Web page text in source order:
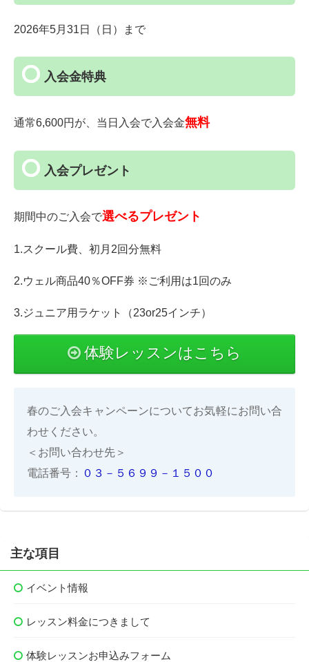
2026年5月31日（日）まで
入会金特典
通常6,600円が、当日入会で入会金無料
入会プレゼント
期間中のご入会で選べるプレゼント
1.スクール費、初月2回分無料
2.ウェル商品40％OFF券 ※ご利用は1回のみ
3.ジュニア用ラケット（23or25インチ）
体験レッスンはこちら
春のご入会キャンペーンについてお気軽にお問い合
わせください。
＜お問い合わせ先＞
電話番号： ０３－５６９９－１５００
主な項目
イベント情報
レッスン料金につきまして
体験レッスンお申込みフォーム